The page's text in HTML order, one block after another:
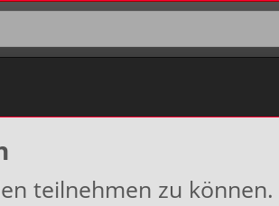
teilnehmen zu können.